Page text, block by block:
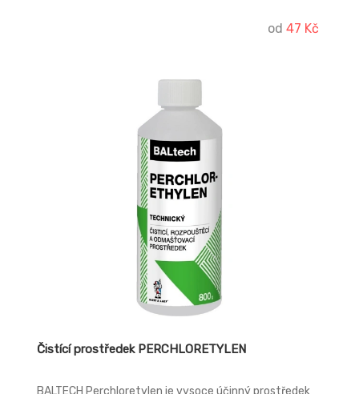
od 47 Kč
Čistící prostředek PERCHLORETYLEN
BALTECH Perchloretylen je vysoce účinný prostředek